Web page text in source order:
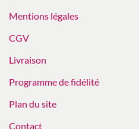
Mentions légales
CGV
Livraison
Programme de fidélité
Plan du site
Contact